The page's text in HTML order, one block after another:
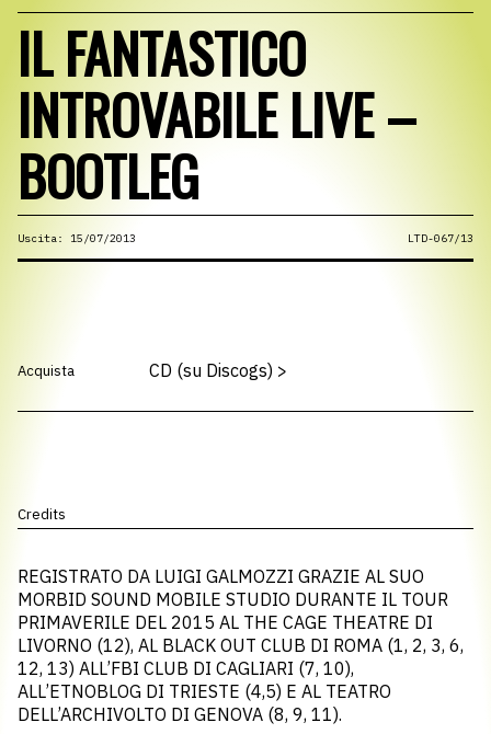
IL FANTASTICO
INTROVABILE LIVE –
BOOTLEG
Uscita: 15/07/2013 LTD-067/13
Acquista CD (su Discogs) >
Credits
REGISTRATO DA LUIGI GALMOZZI GRAZIE AL SUO
MORBID SOUND MOBILE STUDIO DURANTE IL TOUR
PRIMAVERILE DEL 2015 AL THE CAGE THEATRE DI
LIVORNO (12), AL BLACK OUT CLUB DI ROMA (1, 2, 3, 6,
12, 13) ALL’FBI CLUB DI CAGLIARI (7, 10),
ALL’ETNOBLOG DI TRIESTE (4,5) E AL TEATRO
DELL’ARCHIVOLTO DI GENOVA (8, 9, 11).